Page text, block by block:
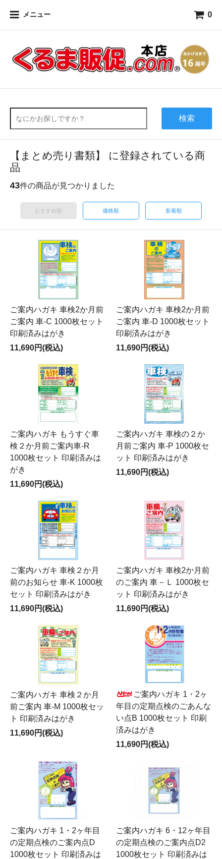
メニュー 0
検索
【まとめ売り書類】 に登録されている商
品
43件の商品が見つかりました
おすすめ順 価格順 新着順
ご案内ハガキ 車検2か月前
ご案内 車-C 1000枚セット
印刷済みはがき
11,690円(税込)
ご案内ハガキ 車検2か月前
ご案内 車-D 1000枚セット
印刷済みはがき
11,690円(税込)
ご案内ハガキ もうすぐ車
検２か月前ご案内車-R
1000枚セット 印刷済みは
がき
11,690円(税込)
ご案内ハガキ 車検の２か
月前ご案内 車-P 1000枚セ
ット 印刷済みはがき
11,690円(税込)
ご案内ハガキ 車検２か月
前のお知らせ 車-K 1000枚
セット 印刷済みはがき
11,690円(税込)
ご案内ハガキ 車検2か月前
のご案内 車－Ｌ 1000枚セ
ット 印刷済みはがき
11,690円(税込)
ご案内ハガキ 車検２か月
前ご案内 車-M 1000枚セッ
ト 印刷済みはがき
11,690円(税込)
ご案内ハガキ 1・2ヶ
年目の定期点検のごあんな
い点B 1000枚セット 印刷
済みはがき
11,690円(税込)
ご案内ハガキ 1・2ヶ年目
の定期点検のご案内点D
1000枚セット 印刷済みは
ご案内ハガキ 6・12ヶ年目
の定期点検のご案内点D2
1000枚セット 印刷済みは